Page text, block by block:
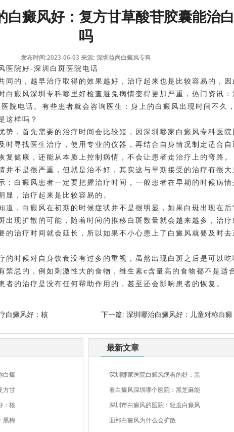
白癜风好：复方甘草酸苷胶囊能治
吗
发布时间:2023-06-03 来源: 深圳益尚白癜风专科
医院好-深圳白斑医院电话
的，越早治疗取得的效果越好，治疗起来也是比较容易的，因
白癜风深圳专科哪里好检查避免病情变得更加严重，热门资讯：
院电话。有些患者就会咨询医生：身上的白癜风出现时间不久
这样吗？
，首先需要的治疗时间会比较短，因 深圳哪家白癜风专科医院
时寻找医生治疗，使用专业的仪器，再结合自身情况制定适合自
复健康，还能从本质上控制病情，不会让患者走治疗上的弯路。
不是很严重，但就是治不好，其实这与早期接受的治疗有很大
：白癜风患者一定要把握治疗时间，一般患者在早期的时候病情
显，治疗起来是比较容易的。
，白癜风在初期的时候症状并不是很明显，如果白斑出现在后
出现扩散的可能，随着时间的推移白斑数量就会越来越多，治疗
的治疗时间就会延长，所以如果不小心患上了白癜风就要及时去
时候对自身饮食没有过多的重视，虽然出现白斑之后是可以吃
禁忌的，例如刺激性大的食物，维生素c含量高的食物都不是适
者的治疗是没有任何帮助作用的，甚至还会影响患者的恢复。
白癜风好：核 下一篇: 深圳哪治白癜风好：儿童对称白癜
白癜
方甘
：核
黑梅
最新文章
深圳哪家医院白癜风病看的好：黑
看白癜风深圳哪个医院：黑芝麻能
深圳市白癜风的医院：轻度白癜风
面部白癜风为什么会扩散